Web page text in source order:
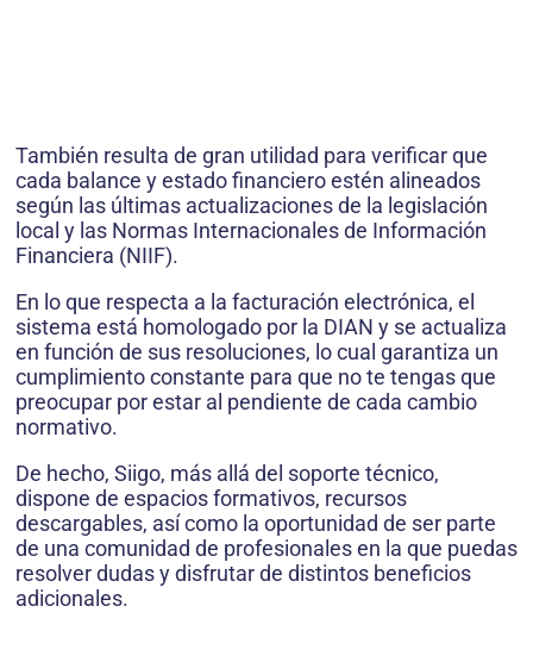
También resulta de gran utilidad para verificar que
cada balance y estado financiero estén alineados
según las últimas actualizaciones de la legislación
local y las Normas Internacionales de Información
Financiera (NIIF).
En lo que respecta a la facturación electrónica, el
sistema está homologado por la DIAN y se actualiza
en función de sus resoluciones, lo cual garantiza un
cumplimiento constante para que no te tengas que
preocupar por estar al pendiente de cada cambio
normativo.
De hecho, Siigo, más allá del soporte técnico,
dispone de espacios formativos, recursos
descargables, así como la oportunidad de ser parte
de una comunidad de profesionales en la que puedas
resolver dudas y disfrutar de distintos beneficios
adicionales.